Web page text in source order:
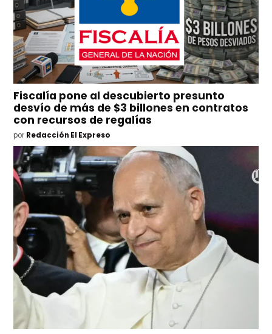
Fiscalía pone al descubierto presunto
desvío de más de $3 billones en contratos
con recursos de regalías
por Redacción El Expreso